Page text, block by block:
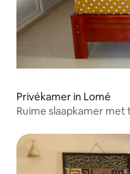
Privékamer in Lomé
Ruime slaapkamer